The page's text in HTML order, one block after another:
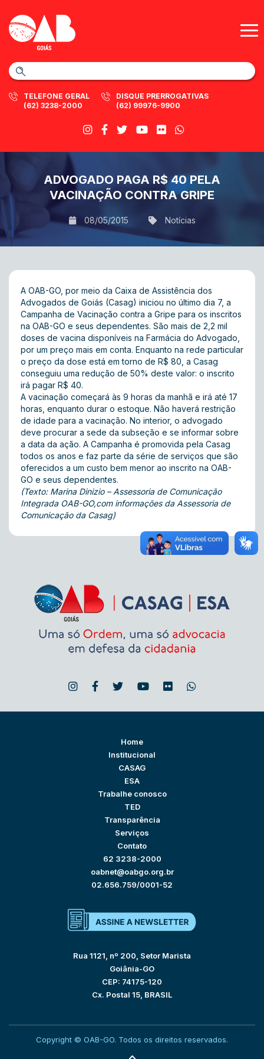
TELEFONE GERAL
(62) 3238-2000
DISQUE PRERROGATIVAS
(62) 99976-9900
ADVOGADO PAGA R$ 40 PELA
VACINAÇÃO CONTRA GRIPE
08/05/2015 Notícias
A OAB-GO, por meio da Caixa de Assistência dos
Advogados de Goiás (Casag) iniciou no último dia 7, a
Campanha de Vacinação contra a Gripe para os inscritos
na OAB-GO e seus dependentes. São mais de 2,2 mil
doses de vacina disponíveis na Farmácia do Advogado,
por um preço mais em conta. Enquanto na rede particular
o preço da dose está em torno de R$ 80, a Casag
conseguiu uma redução de 50% deste valor: o inscrito
irá pagar R$ 40.
A vacinação começará às 9 horas da manhã e irá até 17
horas, enquanto durar o estoque. Não haverá restrição
de idade para a vacinação. No interior, o advogado
deve procurar a sede da subseção e se informar sobre
a data da ação. A Campanha é promovida pela Casag
todos os anos e faz parte da série de serviços que são
oferecidos a um custo bem menor ao inscrito na OAB-
GO e seus dependentes.
(Texto: Marina Dinizio – Assessoria de Comunicação
Integrada OAB-GO,com informações da Assessoria de
Comunicação da Casag)
Home
Institucional
CASAG
ESA
Trabalhe conosco
TED
Transparência
Serviços
Contato
62 3238-2000
oabnet@oabgo.org.br
02.656.759/0001-52
Rua 1121, nº 200, Setor Marista
Goiânia-GO
CEP: 74175-120
Cx. Postal 15, BRASIL
Copyright © OAB-GO. Todos os direitos reservados.